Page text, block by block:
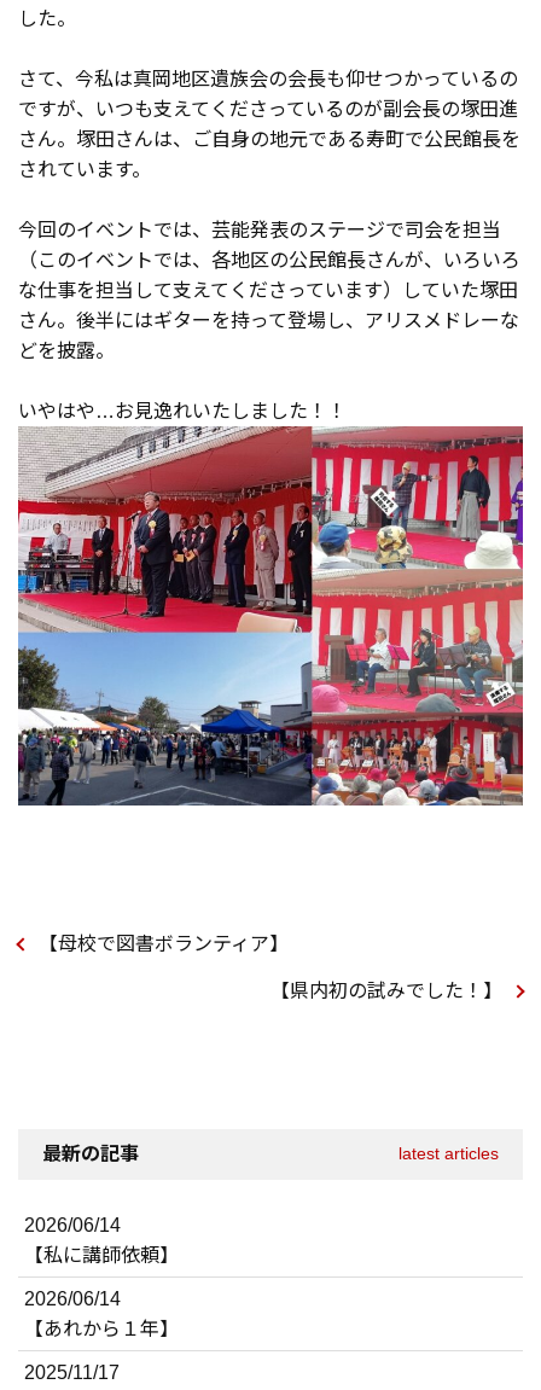
した。
さて、今私は真岡地区遺族会の会長も仰せつかっているの
ですが、いつも支えてくださっているのが副会長の塚田進
さん。塚田さんは、ご自身の地元である寿町で公民館長を
されています。
今回のイベントでは、芸能発表のステージで司会を担当
（このイベントでは、各地区の公民館長さんが、いろいろ
な仕事を担当して支えてくださっています）していた塚田
さん。後半にはギターを持って登場し、アリスメドレーな
どを披露。
いやはや…お見逸れいたしました！！
【母校で図書ボランティア】
【県内初の試みでした！】
最新の記事 latest articles
2026/06/14
【私に講師依頼】
2026/06/14
【あれから１年】
2025/11/17